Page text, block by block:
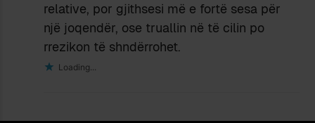
relative, por gjithsesi më e fortë sesa për
një joqendër, ose truallin në të cilin po
rrezikon të shndërrohet.
Loading...